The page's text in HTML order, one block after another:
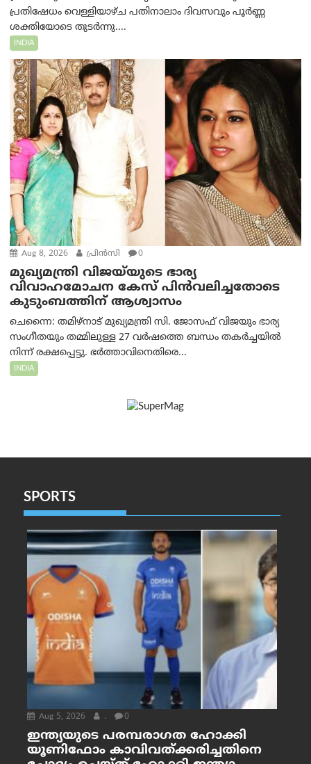
പ്രതിഷേധം വെള്ളിയാഴ്ച പതിനാലാം ദിവസവും പൂർണ്ണ
ശക്തിയോടെ തുടർന്നു....
INDIA
Aug 8, 2026 പ്രിന്‍സി 0
മുഖ്യമന്ത്രി വിജയ്‌യുടെ ഭാര്യ
വിവാഹമോചന കേസ് പിൻവലിച്ചതോടെ
കുടുംബത്തിന് ആശ്വാസം
ചെന്നൈ: തമിഴ്‌നാട് മുഖ്യമന്ത്രി സി. ജോസഫ് വിജയും ഭാര്യ
സംഗീതയും തമ്മിലുള്ള 27 വർഷത്തെ ബന്ധം തകർച്ചയിൽ
നിന്ന് രക്ഷപ്പെട്ടു. ഭർത്താവിനെതിരെ...
INDIA
SPORTS
Aug 5, 2026 . 0
ഇന്ത്യയുടെ പരമ്പരാഗത ഹോക്കി
യൂണിഫോം കാവിവത്ക്കരിച്ചതിനെ